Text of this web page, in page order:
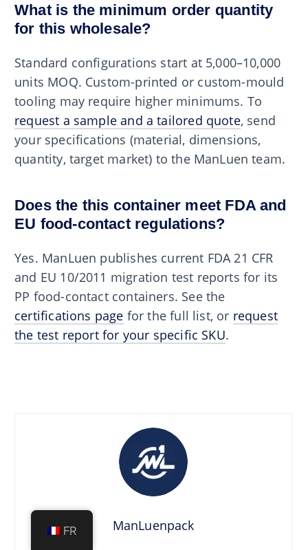
What is the minimum order quantity
for this wholesale?
Standard configurations start at 5,000–10,000
units MOQ. Custom-printed or custom-mould
tooling may require higher minimums. To
request a sample and a tailored quote, send
your specifications (material, dimensions,
quantity, target market) to the ManLuen team.
Does the this container meet FDA and
EU food-contact regulations?
Yes. ManLuen publishes current FDA 21 CFR
and EU 10/2011 migration test reports for its
PP food-contact containers. See the
certifications page for the full list, or request
the test report for your specific SKU.
ManLuenpack
FR